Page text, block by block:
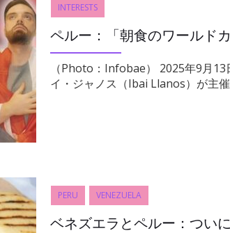
INTERESTS
（Photo：Infobae） 2025年9月
イ・ジャノス（Ibai Llanos）が主
PERU VENEZUELA